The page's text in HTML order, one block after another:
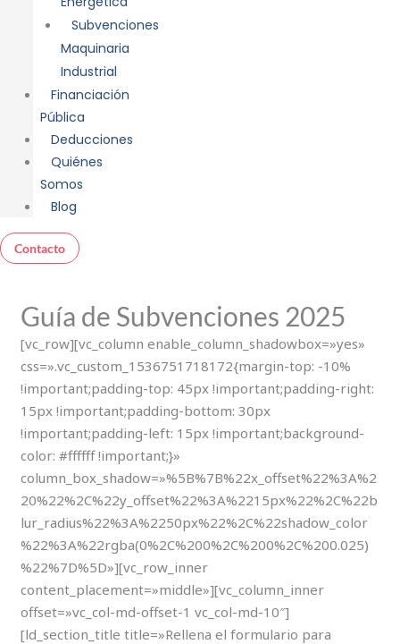
Subvenciones
Maquinaria
Industrial
Financiación
Pública
Deducciones
Quiénes
Somos
Blog
Contacto
Guía de Subvenciones 2025
[vc_row][vc_column enable_column_shadowbox=»yes»
css=».vc_custom_1536751718172{margin-top: -10%
!important;padding-top: 45px !important;padding-right:
15px !important;padding-bottom: 30px
!important;padding-left: 15px !important;background-
color: #ffffff !important;}»
column_box_shadow=»%5B%7B%22x_offset%22%3A%2
20%22%2C%22y_offset%22%3A%2215px%22%2C%22b
lur_radius%22%3A%2250px%22%2C%22shadow_color
%22%3A%22rgba(0%2C%200%2C%200%2C%200.025)
%22%7D%5D»][vc_row_inner
content_placement=»middle»][vc_column_inner
offset=»vc_col-md-offset-1 vc_col-md-10″]
[ld_section_title title=»Rellena el formulario para